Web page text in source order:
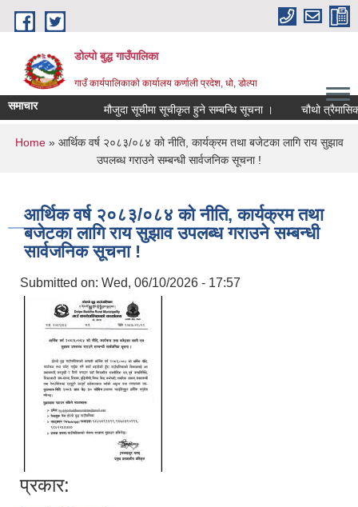
Skip to main content
डोल्पो बुद्ध गाउँपालिका
गाउँ कार्यपालिकाकाे कार्यालय कर्णाली प्रदेश, धो, डोल्पा
समाचार मौजुदा सूचीमा सूचीकृत हुने सम्बन्धि सूचना । चौथो त्रैमासिक
You are here
Home» आर्थिक वर्ष २०८३/०८४ को नीति, कार्यक्रम तथा बजेटका लागि राय सुझाव
उपलब्ध गराउने सम्बन्धी सार्वजनिक सूचना !
आर्थिक वर्ष २०८३/०८४ को नीति, कार्यक्रम तथा
बजेटका लागि राय सुझाव उपलब्ध गराउने सम्बन्धी
सार्वजनिक सूचना !
Submitted on: Wed, 06/10/2026 - 17:57
प्रकार: